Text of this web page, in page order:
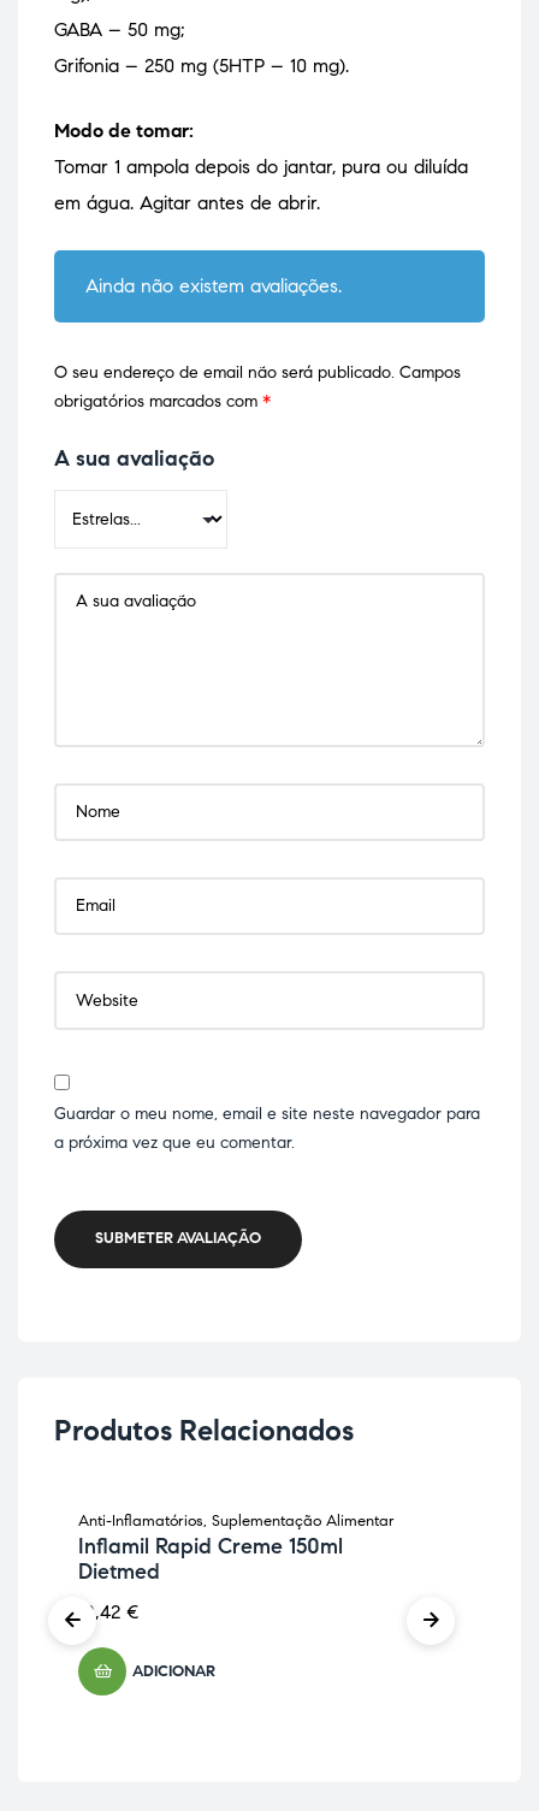
GABA – 50 mg;
Grifonia – 250 mg (5HTP – 10 mg).
Modo de tomar:
Tomar 1 ampola depois do jantar, pura ou diluída
em água. Agitar antes de abrir.
Ainda não existem avaliações.
O seu endereço de email não será publicado. Campos
obrigatórios marcados com *
A sua avaliação
Guardar o meu nome, email e site neste navegador para
a próxima vez que eu comentar.
SUBMETER AVALIAÇÃO
Produtos Relacionados
Anti-Inflamatórios, Suplementação Alimentar
Inflamil Rapid Creme 150ml
Dietmed
18,42 €
ADICIONAR